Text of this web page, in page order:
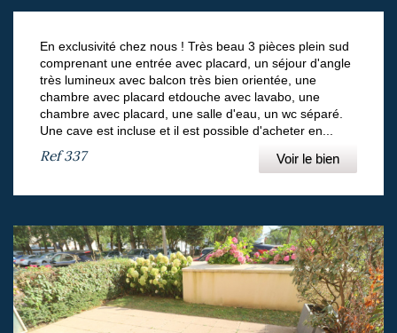
En exclusivité chez nous ! Très beau 3 pièces plein sud
comprenant une entrée avec placard, un séjour d'angle
très lumineux avec balcon très bien orientée, une
chambre avec placard etdouche avec lavabo, une
chambre avec placard, une salle d'eau, un wc séparé.
Une cave est incluse et il est possible d'acheter en...
Ref337 Voir le bien